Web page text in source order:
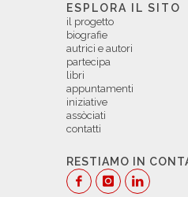
ESPLORA IL SITO
il progetto
biografie
autrici e autori
partecipa
libri
appuntamenti
iniziative
assòciati
contatti
RESTIAMO IN